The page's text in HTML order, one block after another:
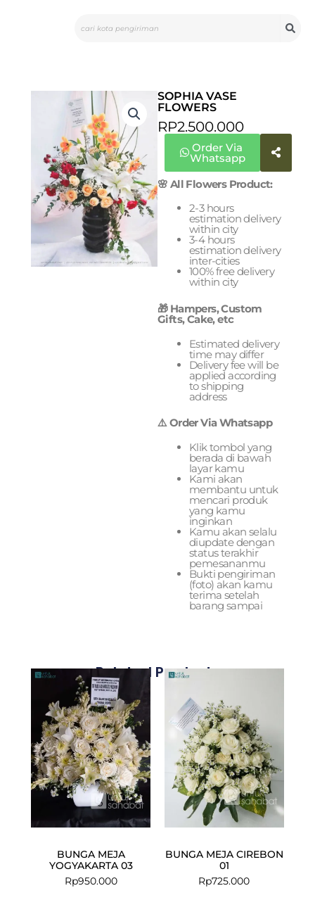
SOPHIA VASE
FLOWERS
RP2.500.000
Order Via
Whatsapp
🌸 All Flowers Product:
2-3 hours
estimation delivery
within city
3-4 hours
estimation delivery
inter-cities
100% free delivery
within city
🎁 Hampers, Custom
Gifts, Cake, etc
Estimated delivery
time may differ
Delivery fee will be
applied according
to shipping
address
⚠️ Order Via Whatsapp
Klik tombol yang
berada di bawah
layar kamu
Kami akan
membantu untuk
mencari produk
yang kamu
inginkan
Kamu akan selalu
diupdate dengan
status terakhir
pemesananmu
Bukti pengiriman
(foto) akan kamu
terima setelah
barang sampai
Related Products
BUNGA MEJA
YOGYAKARTA 03
Rp950.000
BUNGA MEJA CIREBON
01
Rp725.000